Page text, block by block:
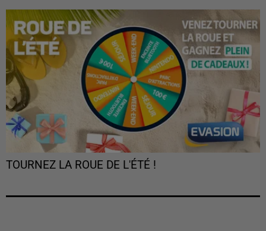
TOURNEZ LA ROUE DE L'ÉTÉ !